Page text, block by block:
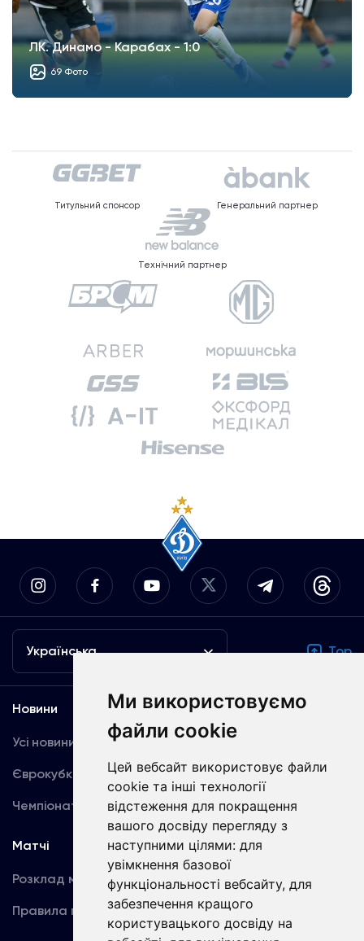
Ми використовуємо
файли cookie
Цей вебсайт використовує файли
cookie та інші технології
відстеження для покращення
вашого досвіду перегляду з
наступними цілями: для
увімкнення базової
функціональності вебсайту, для
забезпечення кращого
користувацького досвіду на
ЛК. Динамо - Карабах - 1:0
69 Фото
Титульний спонсор Генеральний партнер
Технічний партнер
Українська Top
Новини
Усі новини
Єврокубки
Чемпіонат України
Медіа
Динамо TV
Фотогалерея
Акредитація
Матчі
Розклад матчів
Правила поведінки
Команда
Перша команда
U19